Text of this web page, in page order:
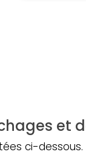
et
ci-dessous.